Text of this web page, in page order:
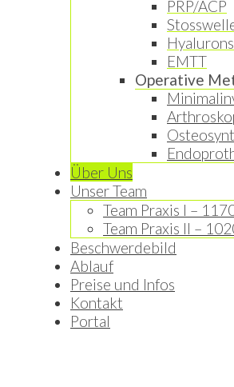
PRP/ACP
EMTT
Operative
Über Uns
Unser Team
Team Praxis I –
Team Praxis II –
Beschwerdebild
Ablauf
Preise und Infos
Kontakt
Portal